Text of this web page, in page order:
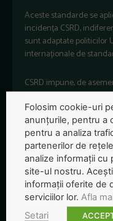
Aceste standarde se
incidența CSRD,
sunt adaptate politicilor
internaționale de
CSRD impune, de
sustenabilitate
taxonomie digitală a
În septembrie 2024,
Stabilitate Financiară și
McGuinness, a trimis o
CSRD. Scrisoarea
pentru a asigura
raportare corporativă
Folosim cookie-uri
anunțurile, pentru a
pentru a analiza
partenerilor de
analize informații cu
site-ul nostru.
informații oferite de
serviciilor lor. Afla
Setari